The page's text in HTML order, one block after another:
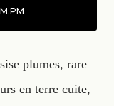
plumes, rare
en terre cuite,